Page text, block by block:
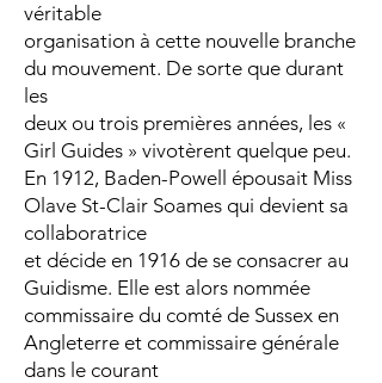
véritable
organisation à cette nouvelle branche
du mouvement. De sorte que durant
les
deux ou trois premières années, les «
Girl Guides » vivotèrent quelque peu.
En 1912, Baden-Powell épousait Miss
Olave St-Clair Soames qui devient sa
collaboratrice
et décide en 1916 de se consacrer au
Guidisme. Elle est alors nommée
commissaire du comté de Sussex en
Angleterre et commissaire générale
dans le courant